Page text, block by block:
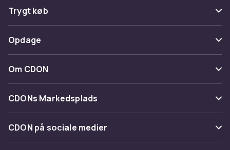
Ofte stillede spørgsmål
Spor pakke
Fortryd & returner her
Kontakt os
Trygt køb
Betaling
Levering
Tilbagekaldelser
Opdage
Kategorier
Maerke
Om CDON
Om os
Kundeanmeldelser
Arbejd på CDON
CDONs Markedsplads
Merchant Help Center
CDON på sociale medier